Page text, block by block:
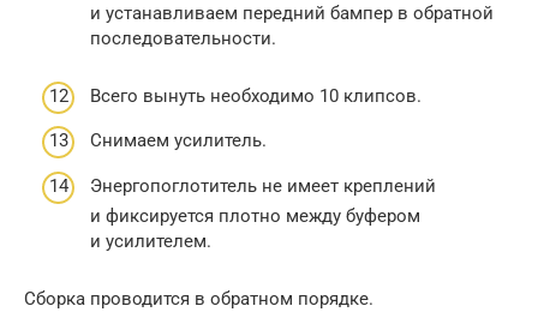
и устанавливаем передний бампер в обратной
последовательности.
Всего вынуть необходимо 10 клипсов.
Снимаем усилитель.
Энергопоглотитель не имеет креплений
и фиксируется плотно между буфером
и усилителем.
Сборка проводится в обратном порядке.